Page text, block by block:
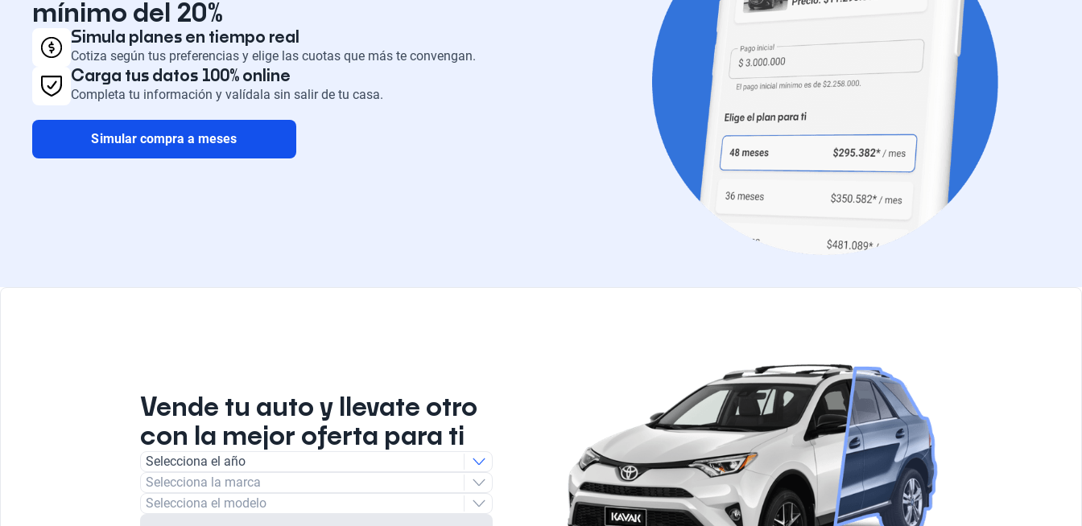
mínimo del 20%
Simula planes en tiempo real
Cotiza según tus preferencias y elige las cuotas que más te convengan.
Carga tus datos 100% online
Completa tu información y valídala sin salir de tu casa.
Simular compra a meses
Vende tu auto y llevate otro
con la mejor oferta para ti
Selecciona el año
Selecciona la marca
Selecciona el modelo